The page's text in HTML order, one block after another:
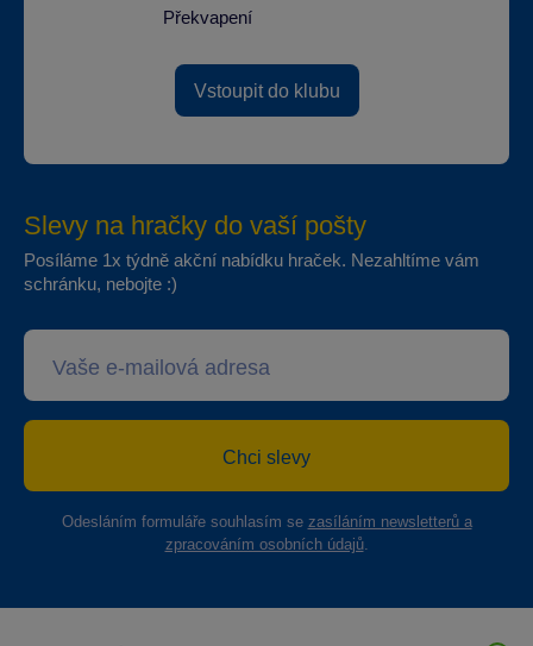
Překvapení
Vstoupit do klubu
Slevy na hračky do vaší pošty
Posíláme 1x týdně akční nabídku hraček. Nezahltíme vám
schránku, nebojte :)
Chci slevy
Odesláním formuláře souhlasím se zasíláním newsletterů a
zpracováním osobních údajů.